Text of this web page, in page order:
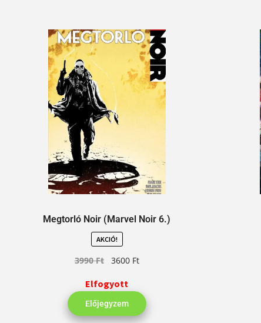
Megtorló Noir (Marvel Noir 6.)
AKCIÓ!
3990Ft 3600 Ft
Elfogyott
Előjegyzem